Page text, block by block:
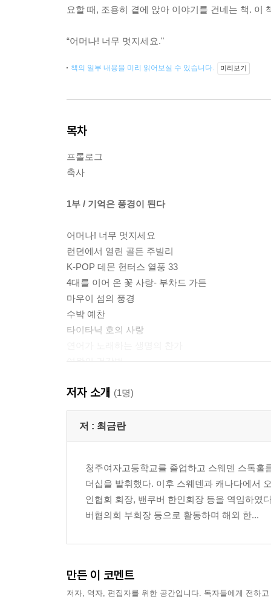
요할 때, 조용히 곁에 앉아 이야기를 건네는 책. 이
“어머나! 너무 멋지세요."
책의 일부 내용을 미리 읽어보실 수 있습니다. 미리보기
목차
프롤로그
축사
1부 / 기억은 풍경이 된다
어머나! 너무 멋지세요
런던에서 열린 골든 주빌리
K-POP 데몬 헌터스 열풍 33
4대를 이어 온 꽃 사랑- 부차드 가든
마우이 섬의 풍경
수박 예찬
타이타닉 호의 사랑
여왕의 건강법
타샤 튜더 - 꽃과 정원의 여인
물 한 그릇의 행복
잃어버린 것에 대하여
자두나무와 검은 곰
매디슨 카운티의 다리
내 마음의 바다
김동길 교수와의 만남
작은 행복
저자 소개 (1명)
저 : 최금란
청주여자고등학교를 졸업하고 스웨덴 스톡
더십을 발휘했다. 이후 스웨덴과 캐나다에서
인협회 회장, 밴쿠버 한인회장 등을 역임하였
버협의회 부회장 등으로 활동하며 해외 한...
만든 이 코멘트
저자, 역자, 편집자를 위한 공간입니다. 독자들에게 전하